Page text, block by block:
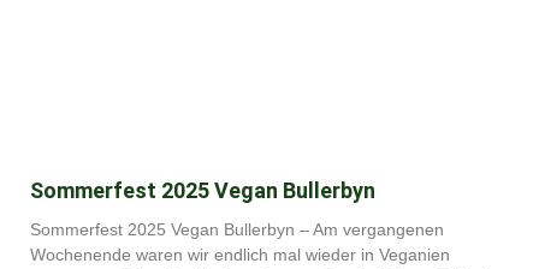
Sommerfest 2025 Vegan Bullerbyn
Sommerfest 2025 Vegan Bullerbyn – Am vergangenen
Wochenende waren wir endlich mal wieder in Veganien